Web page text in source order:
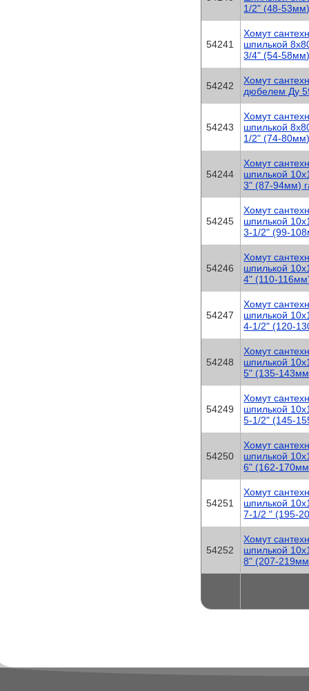
1/2" (48-
54241
Хомут
шпилькой
3/4" (54-
54242
Хомут
дюбелем Ду
54243
Хомут
шпилькой
1/2" (74-
54244
Хомут
шпилькой
3" (87-94мм)
54245
Хомут
шпилькой
3-1/2" (99-
54246
Хомут
шпилькой
4" (110-
54247
Хомут
шпилькой
4-1/2" (120-
54248
Хомут
шпилькой
5" (135-
54249
Хомут
шпилькой
5-1/2" (145-
54250
Хомут
шпилькой
6" (162-
54251
Хомут
шпилькой
7-1/2 " (195-
54252
Хомут
шпилькой
8" (207-